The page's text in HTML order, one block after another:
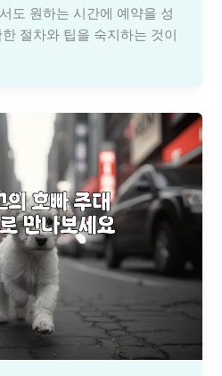
도 원하는 시간에 예약을 성
절차와 팁을 숙지하는 것이